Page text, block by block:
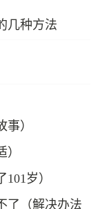
几种方法
）
岁）
了（解决办法